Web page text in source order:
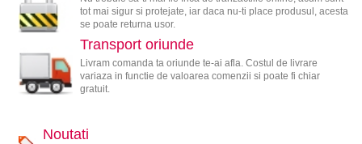
tot mai sigur si protejate, iar daca nu-ti place produsul, acesta
se poate returna usor.
Transport oriunde
Livram comanda ta oriunde te-ai afla. Costul de livrare
variaza in functie de valoarea comenzii si poate fi chiar
gratuit.
Noutati